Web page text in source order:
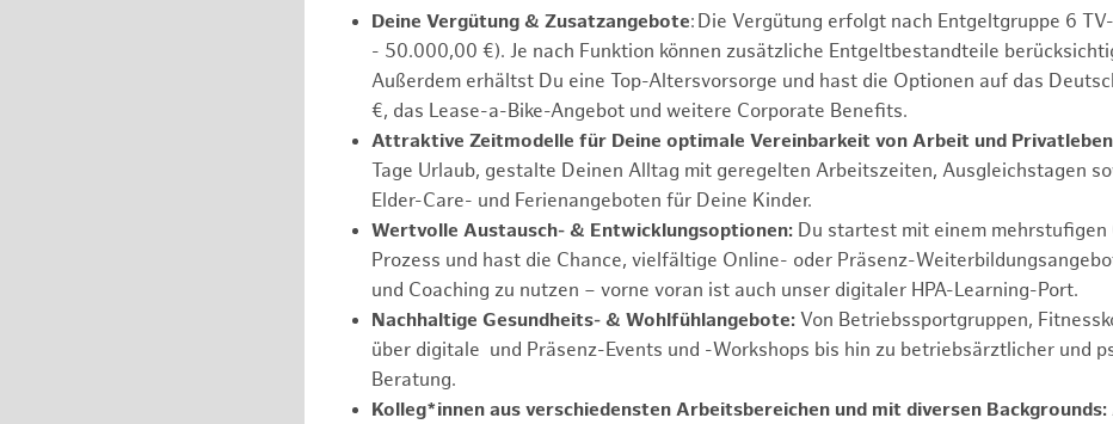
Deine Vergütung & Zusatzangebote: Die Vergütung erfolgt nach Entgeltgruppe 6
- 50.000,00 €). Je nach Funktion können zusätzliche Entgeltbestandteile
Außerdem erhältst Du eine Top-Altersvorsorge und hast die Optionen auf das
€, das Lease-a-Bike-Angebot und weitere Corporate Benefits.
Attraktive Zeitmodelle für Deine optimale Vereinbarkeit von Arbeit und
Tage Urlaub, gestalte Deinen Alltag mit geregelten Arbeitszeiten, Ausgleichstagen
Elder-Care- und Ferienangeboten für Deine Kinder.
Wertvolle Austausch- & Entwicklungsoptionen: Du startest mit einem mehrstufigen
Prozess und hast die Chance, vielfältige Online- oder Präsenz-
und Coaching zu nutzen – vorne voran ist auch unser digitaler HPA-Learning-Port.
Nachhaltige Gesundheits- & Wohlfühlangebote: Von Betriebssportgruppen,
über digitale und Präsenz-Events und -Workshops bis hin zu betriebsärztlicher und
Beratung.
Kolleg*innen aus verschiedensten Arbeitsbereichen und mit diversen Backgrounds: